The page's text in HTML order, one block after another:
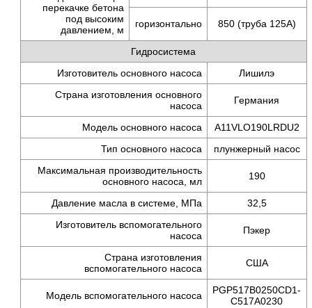
перекачке бетона
под высоким
давлением, м
горизонтально 850 (труба 125A)
Гидросистема
Изготовитель основного насоса
Лишилэ
Страна изготовления основного
насоса
Германия
Модель основного насоса
A11VLO190LRDU2
Тип основного насоса
плунжерный насос
Максимальная производительность
основного насоса, мл
190
Давление масла в системе, МПа
32,5
Изготовитель вспомогательного
насоса
Пэкер
Страна изготовления
вспомогательного насоса
США
Модель вспомогательного насоса
PGP517B0250CD1-
C517A0230